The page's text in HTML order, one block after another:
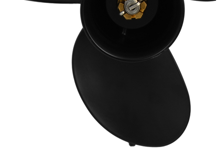
Мощность мотора:
Длина лодки (см):
нднд (надувн. низкого давл.)
Надувная лодка Reef 340 НД
бесплатно в день заказа по
Москве и МО (до 10 км. от
МКАД), максимально быстро
2,35±0,05
0,88±0,05